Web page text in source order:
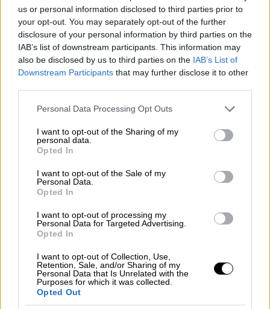
us or personal information disclosed to third parties prior to
your opt-out. You may separately opt-out of the further
disclosure of your personal information by third parties on the
IAB’s list of downstream participants. This information may
also be disclosed by us to third parties on the IAB’s List of
Downstream Participants that may further disclose it to other
Please note that this website/app uses one or more Google
not limited to your visit or usage behaviour. You may click to
grant or deny consent to Google and its third-party tags to
use your data for below specified purposes in below Google
consent section.
Personal Data Processing Opt Outs
I want to opt-out of the Sharing of my
personal data.
Opted In
I want to opt-out of the Sale of my
Personal Data.
Opted In
I want to opt-out of processing my
Personal Data for Targeted Advertising.
Opted In
I want to opt-out of Collection, Use,
Retention, Sale, and/or Sharing of my
Personal Data that Is Unrelated with the
Purposes for which it was collected.
Opted Out
video
Μητσοτάκη
Πάτρας, συμμαχητές από την Αχαΐα, από όλη
τη Δυτική Ελλάδα, σας ευχαριστώ γι’ αυτό το
εντυπωσιακό καλωσόρισμα. Θα είμαι και
πάλι ο Πρωθυπουργός με τη δική σας ισχυρή
Ένα μεγάλο χειροκρότημα για την
καταπληκτική νεολαία μας, τις
ΟΝΝΕΔίτισσες και τους ΟΝΝΕΔίτες. Και